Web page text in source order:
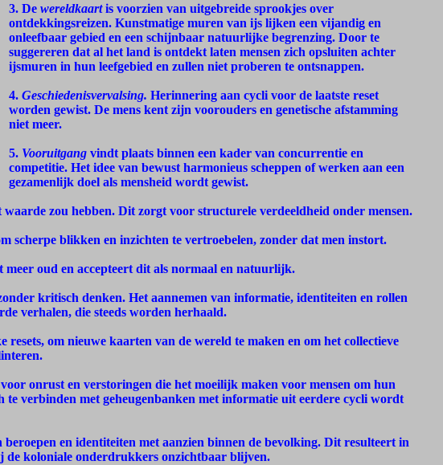
3. De wereldkaartis voorzien van uitgebreide sprookjes over
ontdekkingsreizen. Kunstmatige muren van ijs lijken een vijandig en
onleefbaar gebied en een schijnbaar natuurlijke begrenzing. Door te
suggereren dat al het land is ontdekt laten mensen zich opsluiten achter
ijsmuren in hun leefgebied en zullen niet proberen te ontsnappen.
4. Geschiedenisvervalsing. Herinnering aan cycli voor de laatste reset
worden gewist. De mens kent zijn voorouders en genetische afstamming
niet meer.
5. Vooruitgang vindt plaats binnen een kader van concurrentie en
competitie. Het idee van bewust harmonieus scheppen of werken aan een
gezamenlijk doel als mensheid wordt gewist.
zou hebben. Dit zorgt voor structurele verdeeldheid onder mensen.
scherpe blikken en inzichten te vertroebelen, zonder dat men instort.
meer oud en accepteert dit als normaal en natuurlijk.
kritisch denken. Het aannemen van informatie, identiteiten en rollen
verhalen, die steeds worden herhaald.
om nieuwe kaarten van de wereld te maken en om het collectieve
onrust en verstoringen die het moeilijk maken voor mensen om hun
verbinden met geheugenbanken met informatie uit eerdere cycli wordt
beroepen en identiteiten met aanzien binnen de bevolking. Dit resulteert in
de koloniale onderdrukkers onzichtbaar blijven.